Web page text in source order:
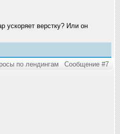
ускоряет верстку? Или он
по лендингам
Сообщение #7